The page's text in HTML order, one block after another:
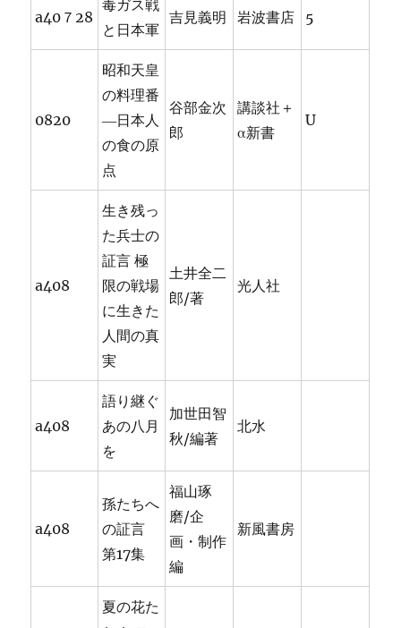
a40７28
毒ガス戦
と日本軍
吉見義明 岩波書店 5
0820
昭和天皇
の料理番
―日本人
の食の原
点
谷部金次
郎
講談社＋
α新書
U
a408
生き残っ
た兵士の
証言 極
限の戦場
に生きた
人間の真
実
土井全二
郎/著
光人社
a408
語り継ぐ
あの八月
を
加世田智
秋/編著
北水
a408
孫たちへ
の証言
第17集
福山琢
磨/企
画・制作
編
新風書房
夏の花た